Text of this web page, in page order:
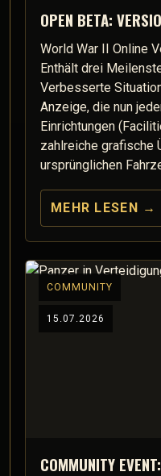
OPEN BETA:
World War II Online
Enthält drei
Verbesserte
Anzeige, die nun
Einrichtungen
zahlreiche grafische
ursprünglichen
MEHR LESEN →
COMMUNITY
15.07.2026
COMMUNITY